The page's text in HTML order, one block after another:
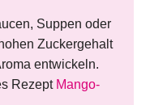
Suppen oder
Zuckergehalt
entwickeln.
Rezept Mango-